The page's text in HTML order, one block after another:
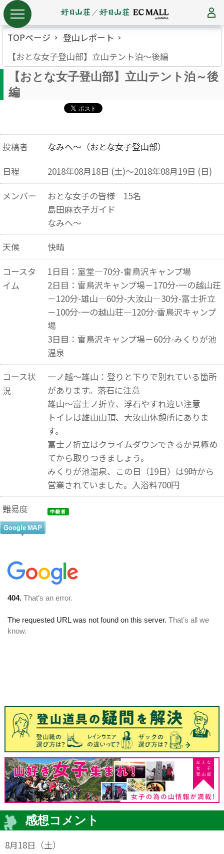
TOPページ
登山レポート
【おとな女子登山部】立山テント泊～後編
【おとな女子登山部】立山テント泊～後
編
投稿者
なみへ～（おとな女子登山部）
日程
2018年08月18日 (土)～2018年08月19日 (日)
メンバー
おとな女子の皆様 15名
島田麻衣子ガイド
なみへ～
天候
快晴
コースタ
イム
1日目：室堂―70分-雷鳥沢キャンプ場
2日目：雷鳥沢キャンプ場－170分-一の越山荘
－120分-雄山―60分-大汝山―30分-富士折立
－100分-一の越山荘―120分-雷鳥沢キャンプ
場
3日目：雷鳥沢キャンプ場－60分-みくりが池
温泉
コース状
況
一ノ越～雄山：登りと下りで別れている箇所
があります。落石に注意
雄山～富士ノ折立、浮石やすれ違い注意
トイレは雄山山頂、大汝山休憩所にありま
す。
富士ノ折立はクライムダウンできるか見極め
てから取りつきましょう。
みくりが池温泉、この日（19日）は9時から
営業されていました。入浴料700円
難易度
感想コメント
8月18日（土）